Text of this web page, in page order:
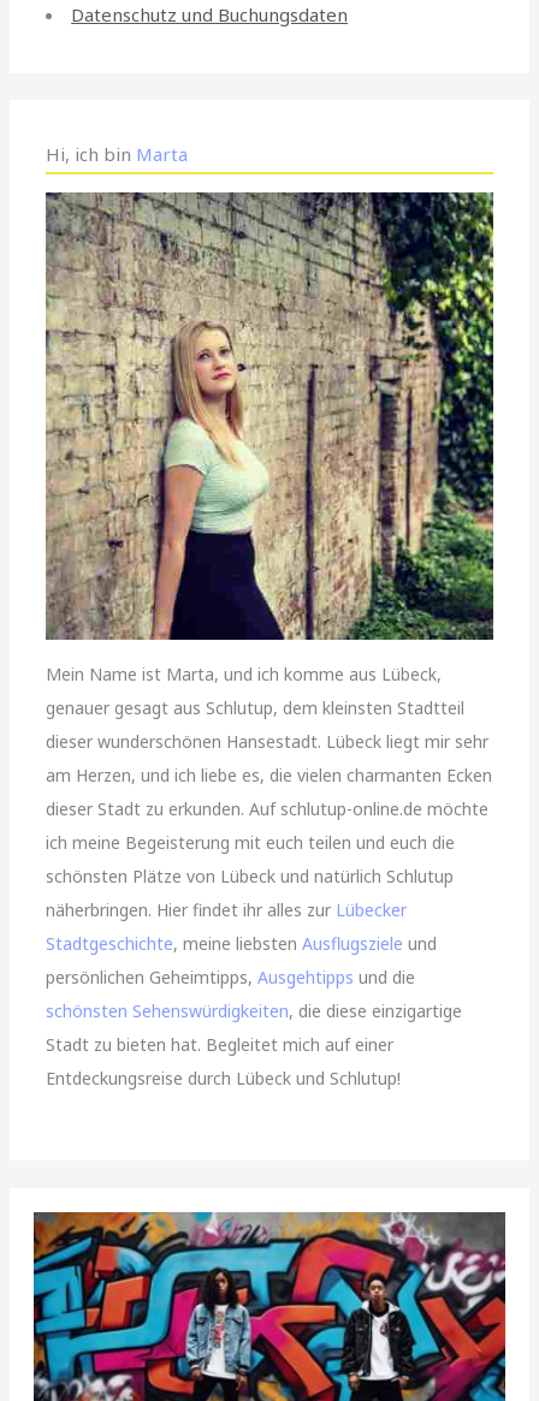
Datenschutz und Buchungsdaten
Hi, ich bin Marta
Mein Name ist Marta, und ich komme aus Lübeck,
genauer gesagt aus Schlutup, dem kleinsten Stadtteil
dieser wunderschönen Hansestadt. Lübeck liegt mir sehr
am Herzen, und ich liebe es, die vielen charmanten Ecken
dieser Stadt zu erkunden. Auf schlutup-online.de möchte
ich meine Begeisterung mit euch teilen und euch die
schönsten Plätze von Lübeck und natürlich Schlutup
näherbringen. Hier findet ihr alles zur Lübecker
Stadtgeschichte, meine liebstenAusflugsziele und
persönlichen Geheimtipps,Ausgehtipps und die
schönsten Sehenswürdigkeiten, die diese einzigartige
Stadt zu bieten hat. Begleitet mich auf einer
Entdeckungsreise durch Lübeck und Schlutup!